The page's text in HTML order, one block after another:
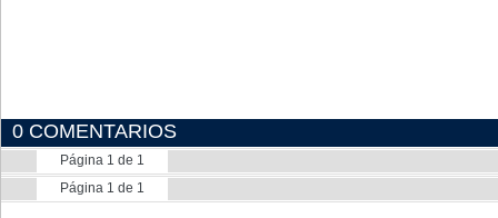
0 COMENTARIOS
Página 1 de 1
Página 1 de 1